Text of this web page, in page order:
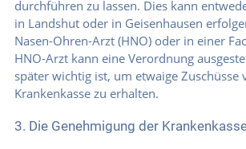
durchführen zu lassen. Dies kann
in Landshut oder in Geisenhausen
Nasen-Ohren-Arzt (HNO) oder in einer
HNO-Arzt kann eine Verordnung
später wichtig ist, um etwaige Zuschüsse
Krankenkasse zu erhalten.
3. Die Genehmigung der